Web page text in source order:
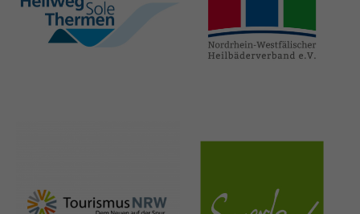
hellweg-sole-
thermen.de
heilbaeder.de
nrw-
sauerland.co